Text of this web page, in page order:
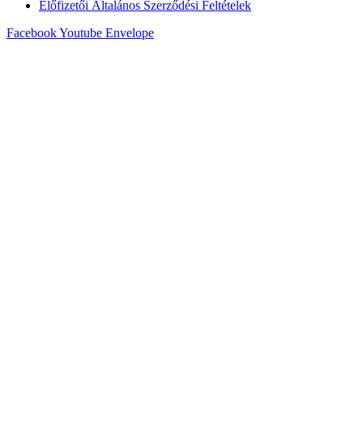
Előfizetői Általános Szerződési Feltételek
FacebookYoutube Envelope